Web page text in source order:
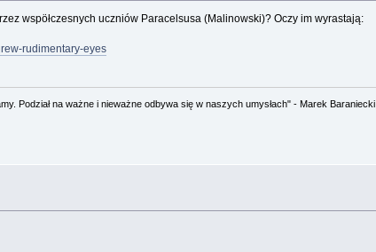
wspöłczesnych uczniów Paracelsusa (Malinowski)? Oczy im wyrastają:
rudimentary-eyes
Podział na ważne i nieważne odbywa się w naszych umysłach" - Marek Baraniecki